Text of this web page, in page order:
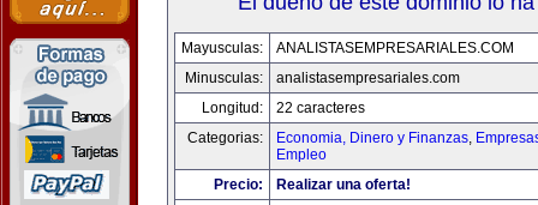
Mayusculas:
ANALISTASEMPRESARIALES.COM
Minusculas:
analistasempresariales.com
Longitud:
22 caracteres
Categorias:
Economia, Dinero y Finanzas,
Empleo
Precio:
Realizar una oferta!